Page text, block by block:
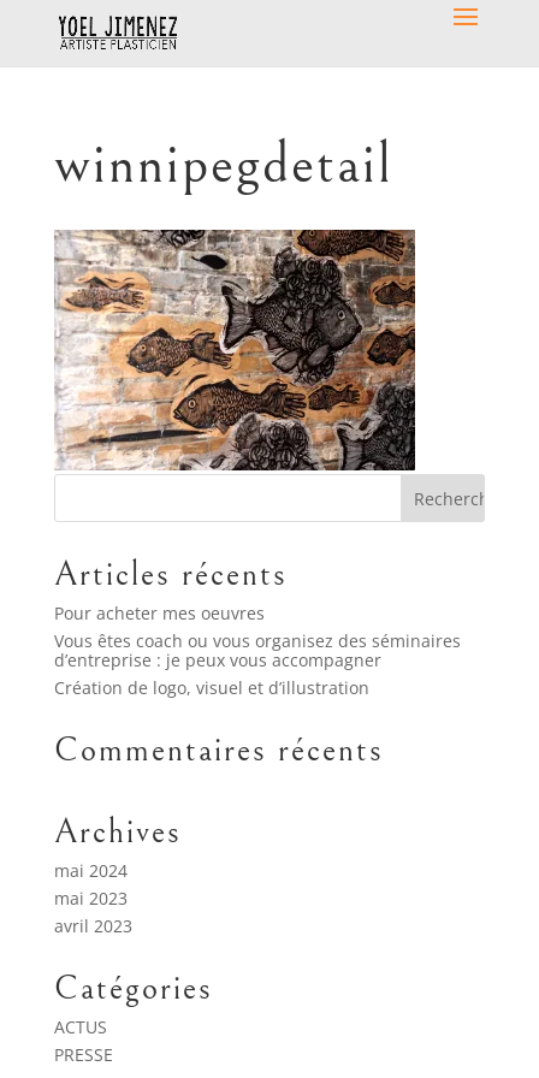
winnipegdetail
Articles récents
Pour acheter mes oeuvres
Vous êtes coach ou vous organisez des séminaires
d’entreprise : je peux vous accompagner
Création de logo, visuel et d’illustration
Commentaires récents
Archives
mai 2024
mai 2023
avril 2023
Catégories
ACTUS
PRESSE